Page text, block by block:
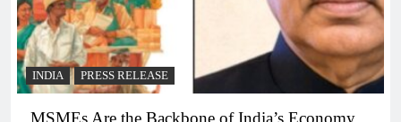
INDIA PRESS RELEASE